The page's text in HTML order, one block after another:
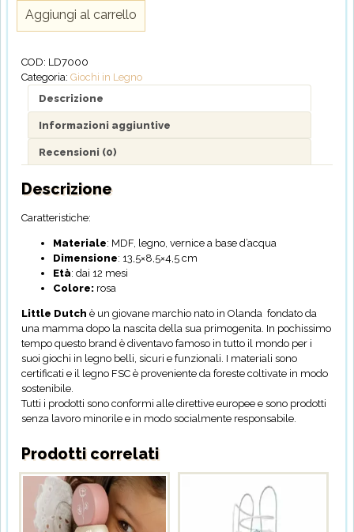
Macchinina
in
quantità
Aggiungi al carrello
COD: LD7000
Categoria: Giochi in Legno
Descrizione
Informazioni aggiuntive
Recensioni (0)
Descrizione
Caratteristiche:
Materiale: MDF, legno, vernice a base d’acqua
Dimensione: 13,5×8,5×4,5 cm
Età: dai 12 mesi
Colore: rosa
Little Dutch è un giovane marchio nato in Olanda fondato da
una mamma dopo la nascita della sua primogenita. In pochissimo
tempo questo brand è diventavo famoso in tutto il mondo per i
suoi giochi in legno belli, sicuri e funzionali. I materiali sono
certificati e il legno FSC è proveniente da foreste coltivate in modo
sostenibile.
Tutti i prodotti sono conformi alle direttive europee e sono prodotti
senza lavoro minorile e in modo socialmente responsabile.
Prodotti correlati